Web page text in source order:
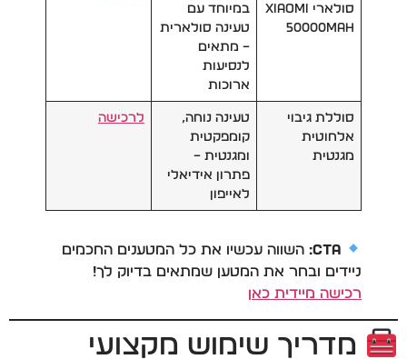
סולארי Xiaomi
50000mAh
במיוחד עם
טעינה סולארית
– מתאים
לנסיעות
ארוכות
סוללת גיבוי
אלחוטית
מגנטית
טעינה נוחה,
קומפקטית
ומגנטית –
פתרון אידיאלי
לאייפון
לרכישה
CTA: השווה עכשיו את כל המטענים החכמים
ניידים ובחר את המטען שמתאים בדיוק לך!
רכישה מיידית כאן
מדריך שימוש מקצועי